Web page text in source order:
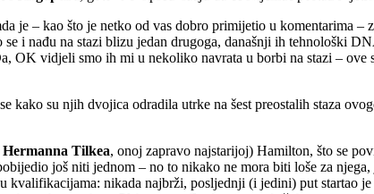
je – kao što je netko od vas dobro primijetio u komentarima –
i nađu na stazi blizu jedan drugoga, današnji ih tehnološki
OK vidjeli smo ih mi u nekoliko navrata u borbi na stazi –
kako su njih dvojica odradila utrke na šest preostalih staza
Hermanna Tilkea, onoj zapravo najstarijoj) Hamilton, što se
još niti jednom – no to nikako ne mora biti loše za
nikada najbrži, posljednji (i jedini) put startao